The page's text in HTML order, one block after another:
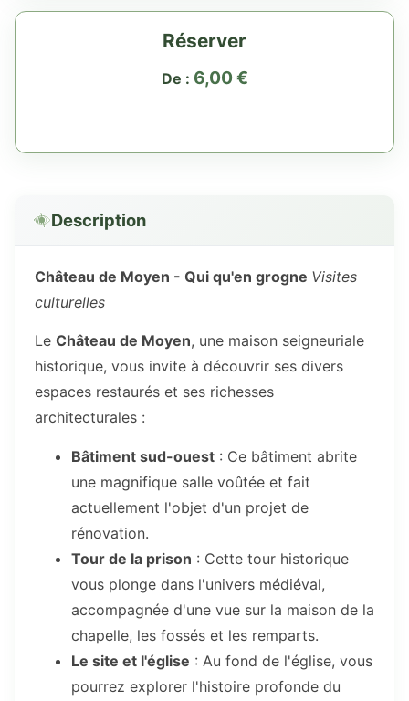
Réserver
De : 6,00€
Description
Château de Moyen - Qui qu'en grogne Visites
culturelles
Le Château de Moyen, une maison seigneuriale
historique, vous invite à découvrir ses divers
espaces restaurés et ses richesses
architecturales :
Bâtiment sud-ouest : Ce bâtiment abrite
une magnifique salle voûtée et fait
actuellement l'objet d'un projet de
rénovation.
Tour de la prison : Cette tour historique
vous plonge dans l'univers médiéval,
accompagnée d'une vue sur la maison de la
chapelle, les fossés et les remparts.
Le site et l'église : Au fond de l'église, vous
pourrez explorer l'histoire profonde du